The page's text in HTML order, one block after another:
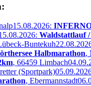
15.08.2026:
Waldstattlauf
Buntekuh
Halbmarathon,
, 66459 Limbach
(Sportpark)
, Ebermannstadt